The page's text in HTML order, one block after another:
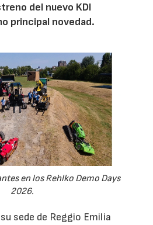
del nuevo KDI
principal novedad.
en los Rehlko Demo Days
2026.
sede de Reggio Emilia